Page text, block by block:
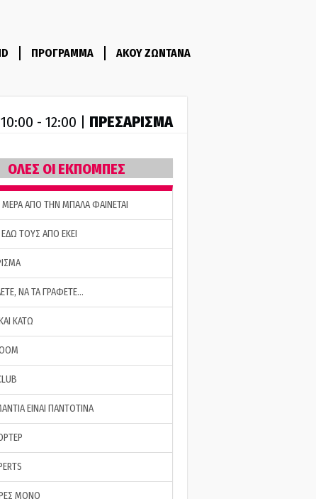
ΠΡΟΓΡΑΜΜΑ ΑΚΟΥ ΖΩΝΤΑΝΑ
10:00 - 12:00 | ΠΡΕΣΑΡΙΣΜΑ
ΟΛΕΣ ΟΙ ΕΚΠΟΜΠΕΣ
ΜΕΡΑ ΑΠΟ ΤΗΝ ΜΠΑΛΑ ΦΑΙΝΕΤΑΙ
ΤΟΥΣ ΑΠΟ ΕΚΕΙ
ΝΑ ΤΑ ΓΡΑΦΕΤΕ…
ΚΑΤΩ
ΕΙΝΑΙ ΠΑΝΤΟΤΙΝΑ
ΜΟΝΟ